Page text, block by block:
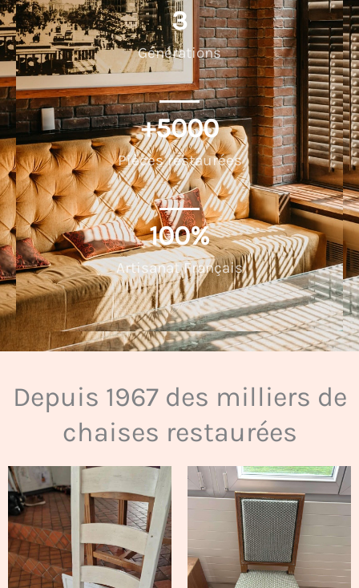
Générations
3
Pièces restaurées
+5000
Artisanat Français
100%
Depuis 1967 des milliers de
chaises restaurées